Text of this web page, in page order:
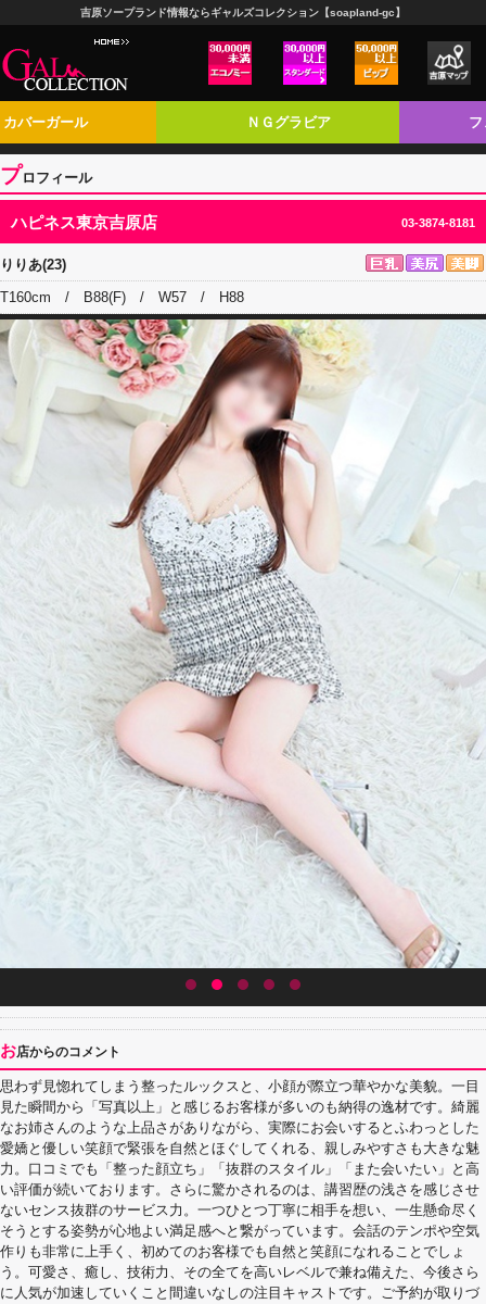
吉原ソープランド情報ならギャルズコレクション【soapland-gc】
カバーガール ＮＧグラビア
プロフィール
ハピネス東京吉原店 03-3874-8181
りりあ(23)
T160cm / B88(F) / W57 / H88
お店からのコメント
思わず見惚れてしまう整ったルックスと、小顔が際立つ華やかな美貌。一目
見た瞬間から「写真以上」と感じるお客様が多いのも納得の逸材です。綺麗
なお姉さんのような上品さがありながら、実際にお会いするとふわっとした
愛嬌と優しい笑顔で緊張を自然とほぐしてくれる、親しみやすさも大きな魅
力。口コミでも「整った顔立ち」「抜群のスタイル」「また会いたい」と高
い評価が続いております。さらに驚かされるのは、講習歴の浅さを感じさせ
ないセンス抜群のサービス力。一つひとつ丁寧に相手を想い、一生懸命尽く
そうとする姿勢が心地よい満足感へと繋がっています。会話のテンポや空気
作りも非常に上手く、初めてのお客様でも自然と笑顔になれることでしょ
う。可愛さ、癒し、技術力、その全てを高いレベルで兼ね備えた、今後さら
に人気が加速していくこと間違いなしの注目キャストです。ご予約が取りづ